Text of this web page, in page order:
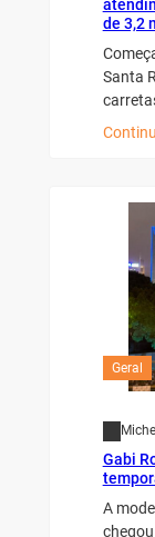
de 3,2
Santa
Geral
Gabi
A